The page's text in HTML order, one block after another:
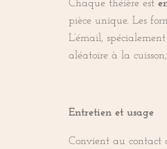
Chaque théière est
pièce unique. Les
L’émail,
aléatoire à la
Entretien et usage
Convient au contact